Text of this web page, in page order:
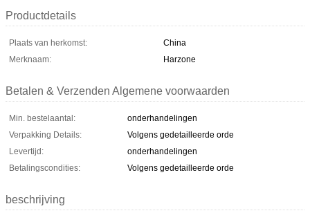
Productdetails
Plaats van herkomst:
China
Merknaam:
Harzone
Betalen & Verzenden Algemene voorwaarden
Min. bestelaantal:
onderhandelingen
Verpakking Details:
Volgens gedetailleerde orde
Levertijd:
onderhandelingen
Betalingscondities:
Volgens gedetailleerde orde
beschrijving